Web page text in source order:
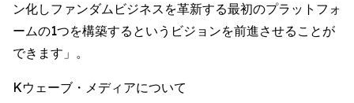
ン化しファンダムビジネスを革新する最初のプラットフォ
ームの1つを構築するというビジョンを前進させることが
できます」。
Kウェーブ・メディアについて